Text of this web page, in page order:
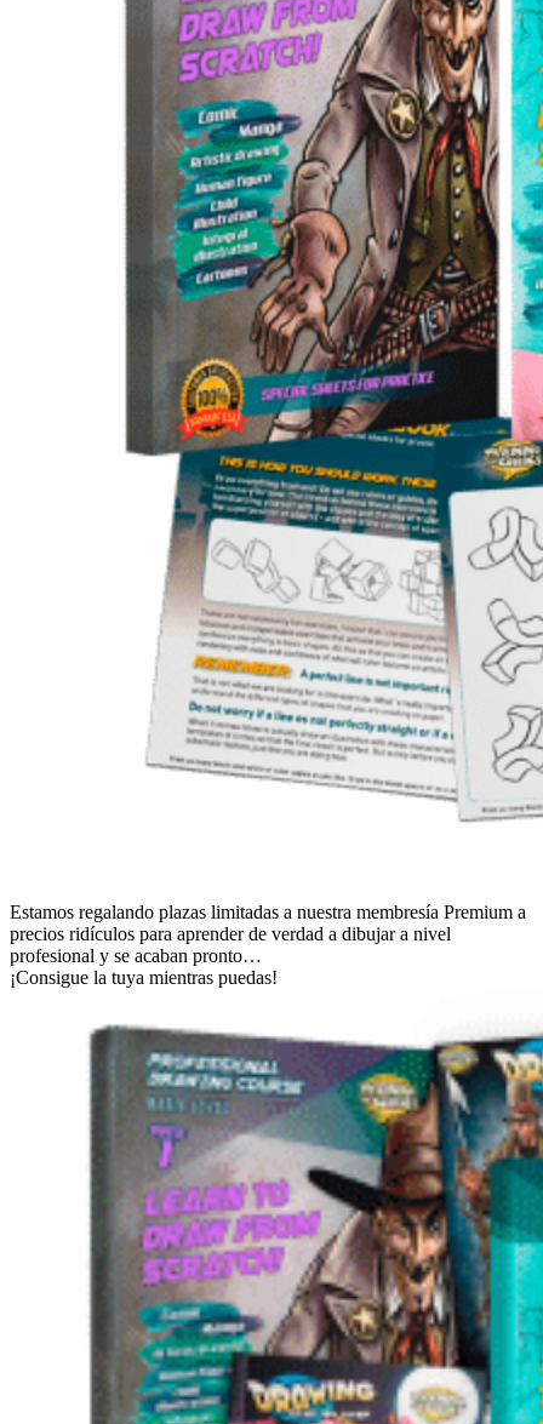
Estamos regalando plazas limitadas a nuestra membresía Premium a
precios ridículos para aprender de verdad a dibujar a nivel
profesional y se acaban pronto…
¡Consigue la tuya mientras puedas!